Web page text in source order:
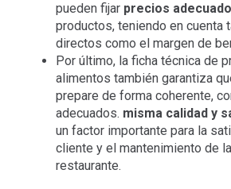
pueden fijar precios
productos, teniendo en cuenta
directos como el margen de
Por último, la ficha técnica de
alimentos también garantiza
prepare de forma coherente,
adecuados. misma calidad y
un factor importante para la
cliente y el mantenimiento de
restaurante.